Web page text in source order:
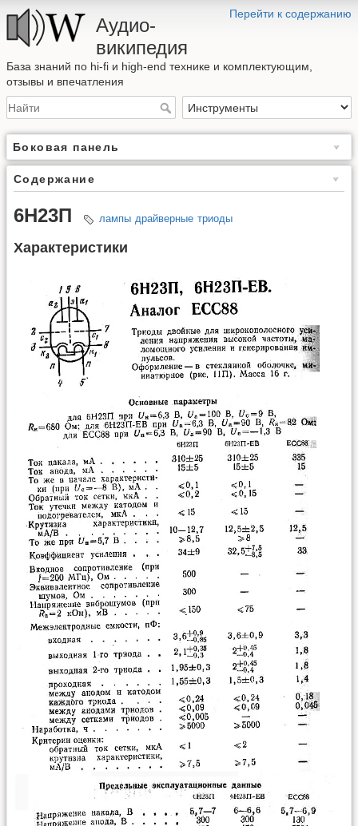
Перейти к содержанию
Аудио-
википедия
База знаний по hi-fi и high-end технике и комплектующим,
отзывы и впечатления
Боковая панель
Содержание
6Н23П лампы драйверные триоды
Характеристики